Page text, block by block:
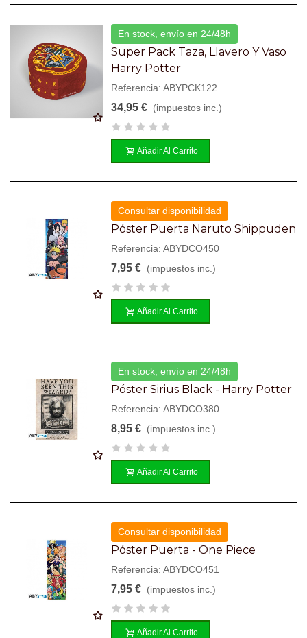
En stock, envío en 24/48h
Super Pack Taza, Llavero Y Vaso
Harry Potter
Referencia: ABYPCK122
34,95 € (impuestos inc.)
Añadir Al Carrito
Consultar disponibilidad
Póster Puerta Naruto Shippuden
Referencia: ABYDCO450
7,95 € (impuestos inc.)
Añadir Al Carrito
En stock, envío en 24/48h
Póster Sirius Black - Harry Potter
Referencia: ABYDCO380
8,95 € (impuestos inc.)
Añadir Al Carrito
Consultar disponibilidad
Póster Puerta - One Piece
Referencia: ABYDCO451
7,95 € (impuestos inc.)
Añadir Al Carrito